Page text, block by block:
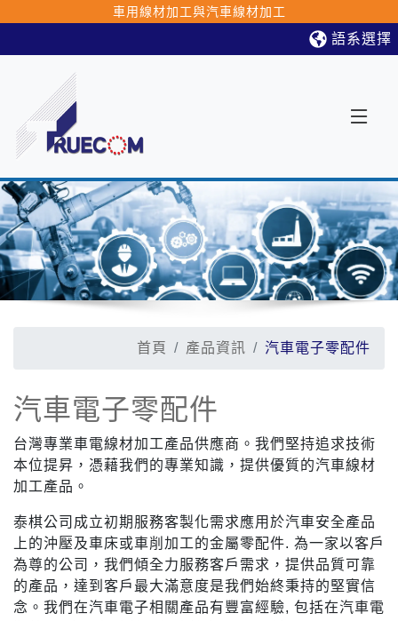
車用線材加工與汽車線材加工
語系選擇
首頁 產品資訊 汽車電子零配件
汽車電子零配件
台灣專業車電線材加工產品供應商。我們堅持追求技術
本位提昇，憑藉我們的專業知識，提供優質的汽車線材
加工產品。
泰棋公司成立初期服務客製化需求應用於汽車安全產品
上的沖壓及車床或車削加工的金屬零配件. 為一家以客戶
為尊的公司，我們傾全力服務客戶需求，提供品質可靠
的產品，達到客戶最大滿意度是我們始終秉持的堅實信
念。我們在汽車電子相關產品有豐富經驗, 包括在汽車電